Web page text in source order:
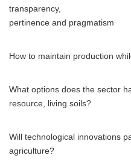
transparency,
pertinence and pragmatism
How to maintain production
What options does the sector
resource, living soils?
Will technological innovations
agriculture?